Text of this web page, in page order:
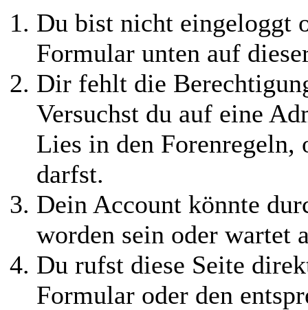
Du bist nicht eingeloggt
Formular unten auf
Dir fehlt die
Versuchst du auf eine
Lies in den Forenregeln,
darfst.
Dein Account könnte
worden sein oder wartet
Du rufst diese Seite
Formular oder den